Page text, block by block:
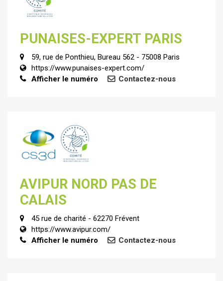
PUNAISES-EXPERT PARIS
59, rue de Ponthieu, Bureau 562 - 75008 Paris
https://www.punaises-expert.com/
Afficher le numéro
Contactez-nous
AVIPUR NORD PAS DE
CALAIS
45 rue de charité - 62270 Frévent
https://www.avipur.com/
Afficher le numéro
Contactez-nous